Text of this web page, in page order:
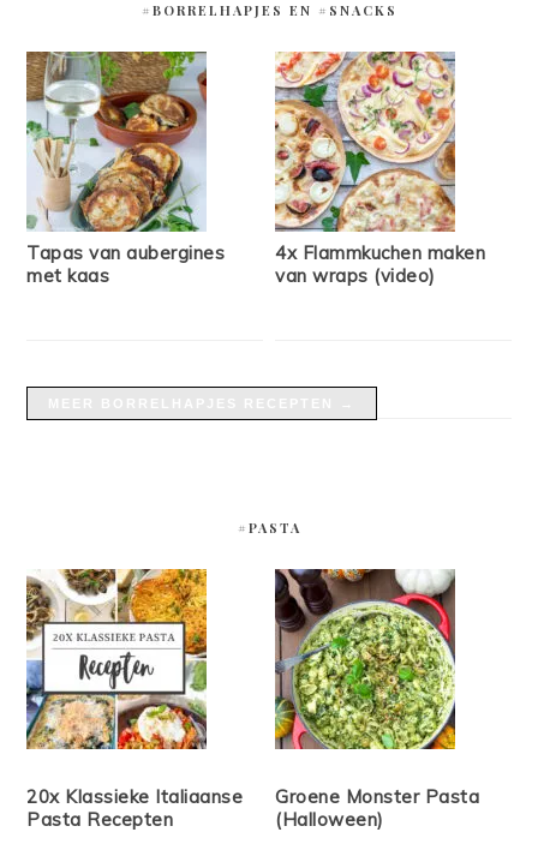
#BORRELHAPJES EN #SNACKS
Tapas van aubergines
met kaas
4x Flammkuchen maken
van wraps (video)
#PASTA
20x Klassieke Italiaanse
Pasta Recepten
Groene Monster Pasta
(Halloween)